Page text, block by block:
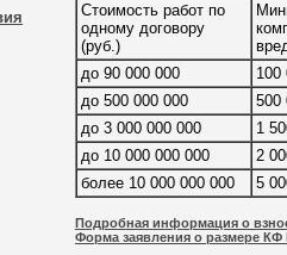
Стоимость работ по
одному договору
(руб.)
до 90 000 000
100
до 500 000 000
500
до 3 000 000 000
1
до 10 000 000 000
2
более 10 000 000 000
5
Подробная информация о
Форма заявления о размере КФ